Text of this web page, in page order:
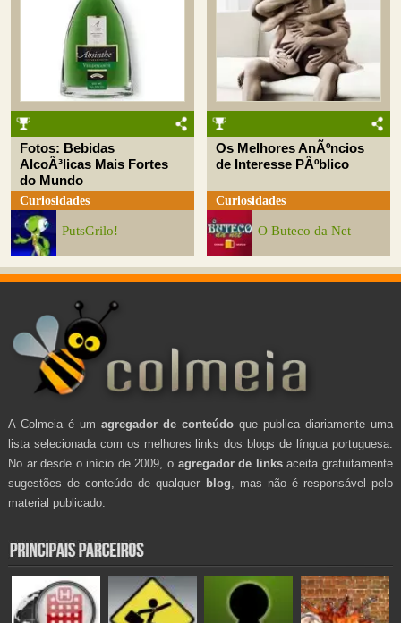
Fotos: Bebidas
AlcoÃ³licas Mais Fortes
do Mundo
Curiosidades
PutsGrilo!
Os Melhores AnÃºncios
de Interesse PÃºblico
Curiosidades
O Buteco da Net
A Colmeia é um agregador de conteúdo que publica diariamente uma
lista selecionada com os melhores links dos blogs de língua portuguesa.
No ar desde o início de 2009, o agregador de linksaceita gratuitamente
sugestões de conteúdo de qualquer blog , mas não é responsável pelo
material publicado.